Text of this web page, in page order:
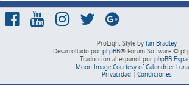
ProLight Style by Ian Bradley
Desarrollado por phpBB® Forum Software ©
Traducción al español por phpBB
Moon Image Courtesy of Calendrier
Privacidad| Condiciones